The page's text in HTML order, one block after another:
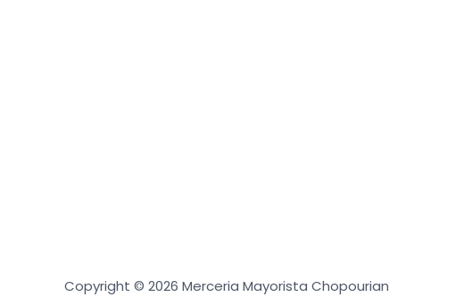
Copyright © 2026 Merceria Mayorista Chopourian